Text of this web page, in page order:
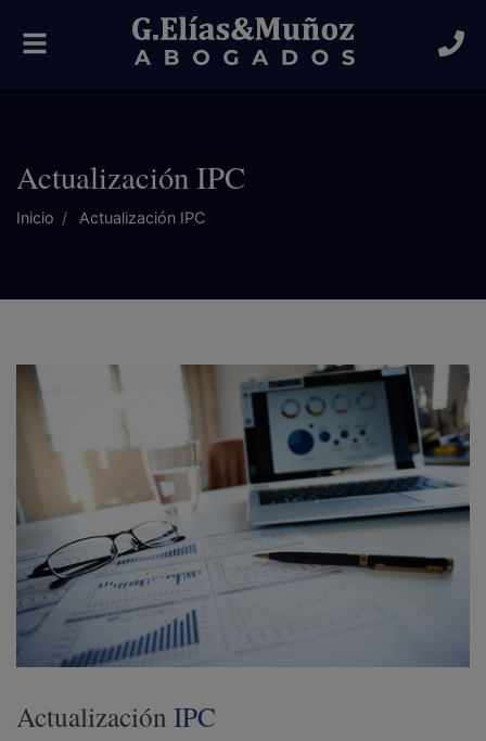
Alternar
navegación
Actualización IPC
Inicio Actualización IPC
Actualización IPC